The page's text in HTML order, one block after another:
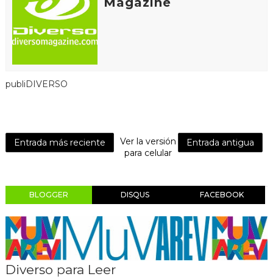
publiDIVERSO
Entrada más reciente Entrada antigua
Ver la versión
para celular
BLOGGER DISQUS FACEBOOK
Diverso para Leer